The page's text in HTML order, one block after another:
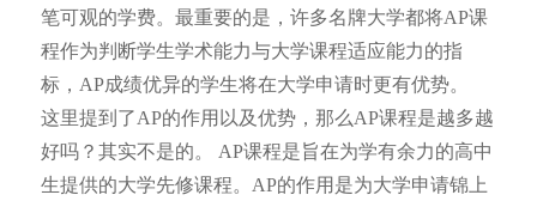
笔可观的学费。最重要的是，许多名牌大学都将AP课
程作为判断学生学术能力与大学课程适应能力的指
标，AP成绩优异的学生将在大学申请时更有优势。
这里提到了AP的作用以及优势，那么AP课程是越多越
好吗？其实不是的。
AP课程是旨在为学有余力的高中
生提供的大学先修课程。AP的作用是为大学申请锦上